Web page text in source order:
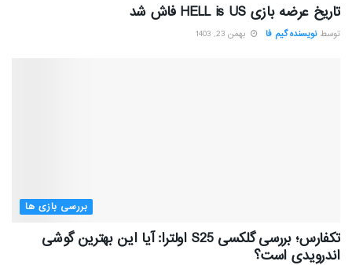
تاریخ عرضه بازی HELL is US فاش شد
توسط نویسنده گیم فا بهمن 23, 1403
بررسی بازی ها
تکفارس؛ بررسی گلکسی S25 اولترا: آیا این بهترین گوشی
اندرویدی است؟